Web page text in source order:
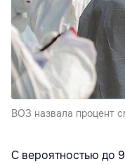
ВОЗ назвала процент
С вероятностью до